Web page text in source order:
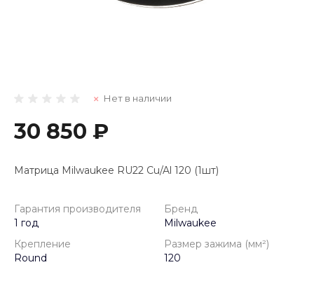
Нет в наличии
30 850 ₽
Матрица Milwaukee RU22 Cu/Al 120 (1шт)
Гарантия производителя
1 год
Бренд
Milwaukee
Крепление
Round
Размер зажима (мм²)
120